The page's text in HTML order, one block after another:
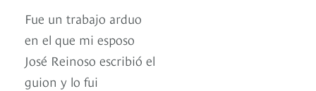
Fue un trabajo arduo
en el que mi esposo
José Reinoso escribió el
guion y lo fui